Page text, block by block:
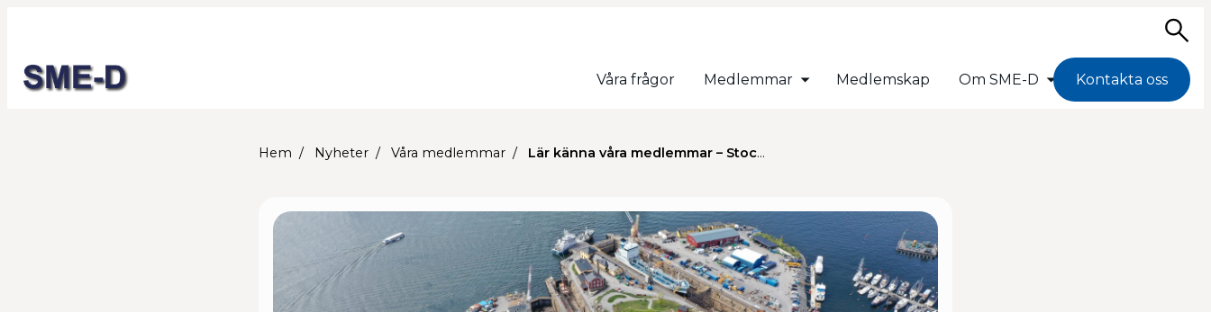
Våra frågor Medlemmar Medlemskap Om SME-D Kontakta oss
Hem Nyheter Våra medlemmar Lär känna våra medlemmar – Stockholms Reparationsvarv AB